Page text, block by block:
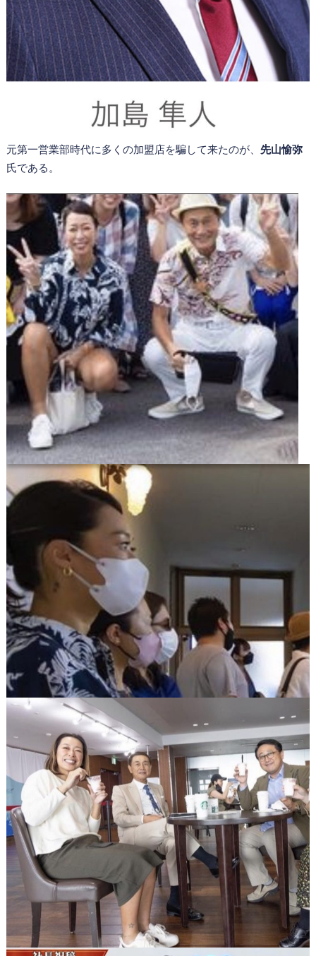
元第一営業部時代に多くの加盟店を騙して来たのが、 先山愉弥
氏である。